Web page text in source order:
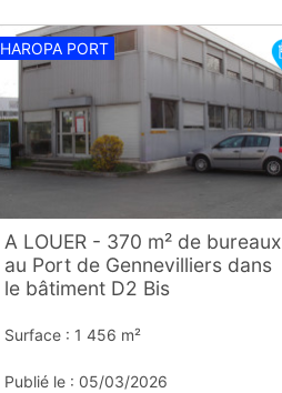
HAROPA PORT
A LOUER - 370 m² de bureaux
au Port de Gennevilliers dans
le bâtiment D2 Bis
Surface : 1 456 m²
Publié le : 05/03/2026